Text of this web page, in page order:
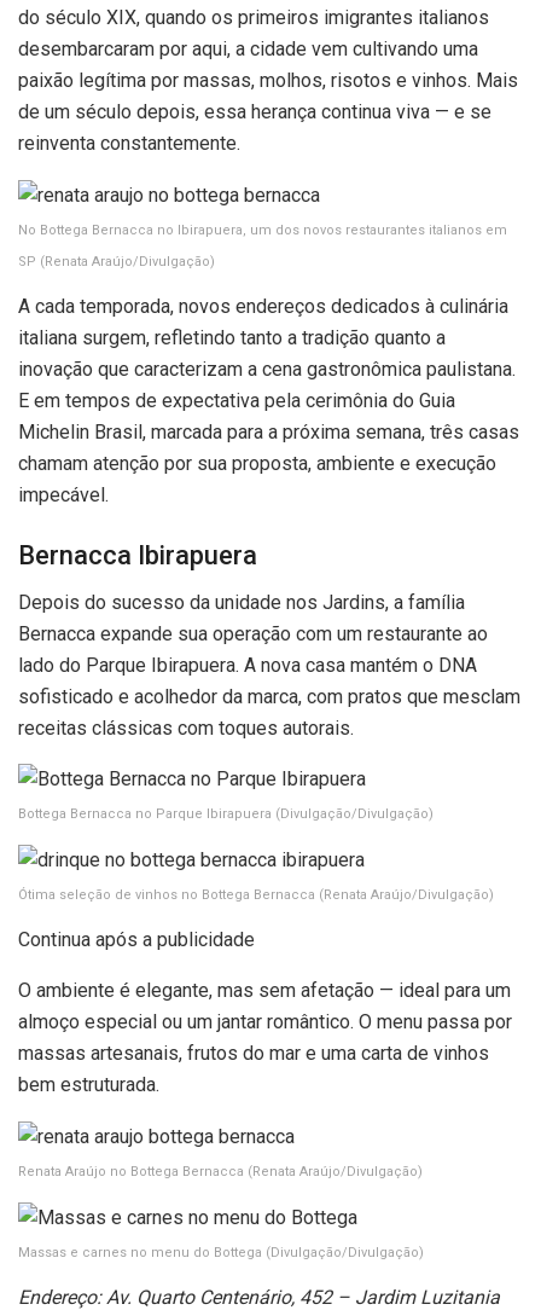
do século XIX, quando os primeiros imigrantes italianos
desembarcaram por aqui, a cidade vem cultivando uma
paixão legítima por massas, molhos, risotos e vinhos. Mais
de um século depois, essa herança continua viva — e se
reinventa constantemente.
No Bottega Bernacca no Ibirapuera, um dos novos restaurantes italianos em
SP (Renata Araújo/Divulgação)
A cada temporada, novos endereços dedicados à culinária
italiana surgem, refletindo tanto a tradição quanto a
inovação que caracterizam a cena gastronômica paulistana.
E em tempos de expectativa pela cerimônia do Guia
Michelin Brasil, marcada para a próxima semana, três casas
chamam atenção por sua proposta, ambiente e execução
impecável.
Bernacca Ibirapuera
Depois do sucesso da unidade nos Jardins, a família
Bernacca expande sua operação com um restaurante ao
lado do Parque Ibirapuera. A nova casa mantém o DNA
sofisticado e acolhedor da marca, com pratos que mesclam
receitas clássicas com toques autorais.
Bottega Bernacca no Parque Ibirapuera (Divulgação/Divulgação)
Ótima seleção de vinhos no Bottega Bernacca (Renata Araújo/Divulgação)
Continua após a publicidade
O ambiente é elegante, mas sem afetação — ideal para um
almoço especial ou um jantar romântico. O menu passa por
massas artesanais, frutos do mar e uma carta de vinhos
bem estruturada.
Renata Araújo no Bottega Bernacca (Renata Araújo/Divulgação)
Massas e carnes no menu do Bottega (Divulgação/Divulgação)
Endereço: Av. Quarto Centenário, 452 – Jardim Luzitania